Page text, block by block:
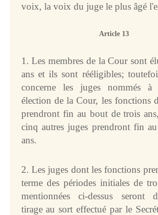
voix, la voix du juge le plus âgé
Article 13
1. Les membres de la Cour sont
ans et ils sont rééligibles;
concerne les juges nommés à
élection de la Cour, les fonctions
prendront fin au bout de trois
cinq autres juges prendront fin
ans.
2. Les juges dont les fonctions
terme des périodes initiales de
mentionnées ci-dessus seront
tirage au sort effectué par le